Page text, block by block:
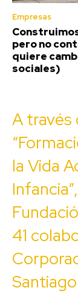
Empresas
pero no
quiere
sociales)
A través
la Vida
41